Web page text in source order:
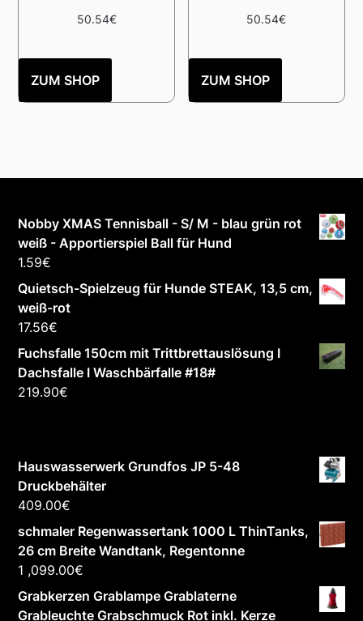
50.54€
ZUM SHOP
50.54€
ZUM SHOP
Nobby XMAS Tennisball - S/ M - blau grün rot
weiß - Apportierspiel Ball für Hund
1.59€
Quietsch-Spielzeug für Hunde STEAK, 13,5 cm,
weiß-rot
17.56€
Fuchsfalle 150cm mit Trittbrettauslösung I
Dachsfalle I Waschbärfalle #18#
219.90€
Hauswasserwerk Grundfos JP 5-48
Druckbehälter
409.00€
schmaler Regenwassertank 1000 L ThinTanks,
26 cm Breite Wandtank, Regentonne
1 ,099.00€
Grabkerzen Grablampe Grablaterne
Grableuchte Grabschmuck Rot inkl. Kerze